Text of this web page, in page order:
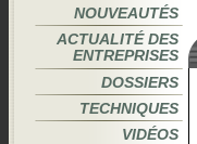
NOUVEAUTÉS
ACTUALITÉ DES
ENTREPRISES
DOSSIERS
TECHNIQUES
VIDÉOS